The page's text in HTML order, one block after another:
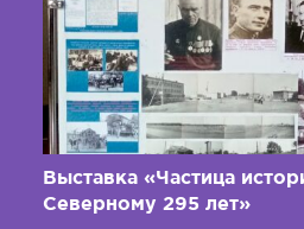
Выставка «Частица
Северному 295 лет»